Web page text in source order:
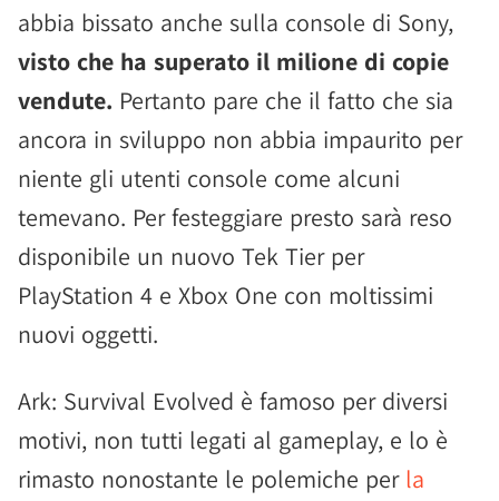
abbia bissato anche sulla console di Sony,
visto che ha superato il milione di copie
vendute. Pertanto pare che il fatto che sia
ancora in sviluppo non abbia impaurito per
niente gli utenti console come alcuni
temevano. Per festeggiare presto sarà reso
disponibile un nuovo Tek Tier per
PlayStation 4 e Xbox One con moltissimi
nuovi oggetti.
Ark: Survival Evolved è famoso per diversi
motivi, non tutti legati al gameplay, e lo è
rimasto nonostante le polemiche per la